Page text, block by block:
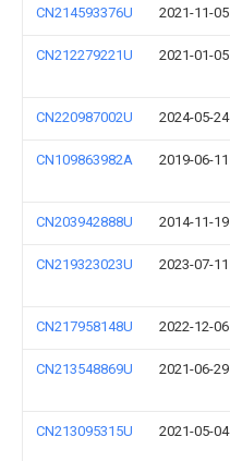
CN214593376U 2021-11-05
CN212279221U 2021-01-05
CN220987002U 2024-05-24
CN109863982A 2019-06-11
CN203942888U 2014-11-19
CN219323023U 2023-07-11
CN217958148U 2022-12-06
CN213548869U 2021-06-29
CN213095315U 2021-05-04